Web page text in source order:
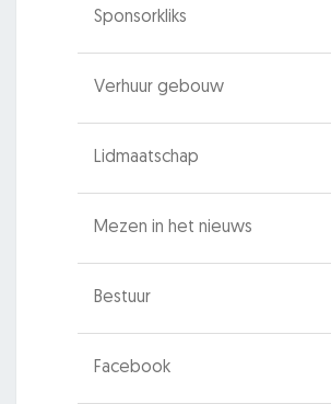
Sponsorkliks
Verhuur gebouw
Lidmaatschap
Mezen in het nieuws
Bestuur
Facebook